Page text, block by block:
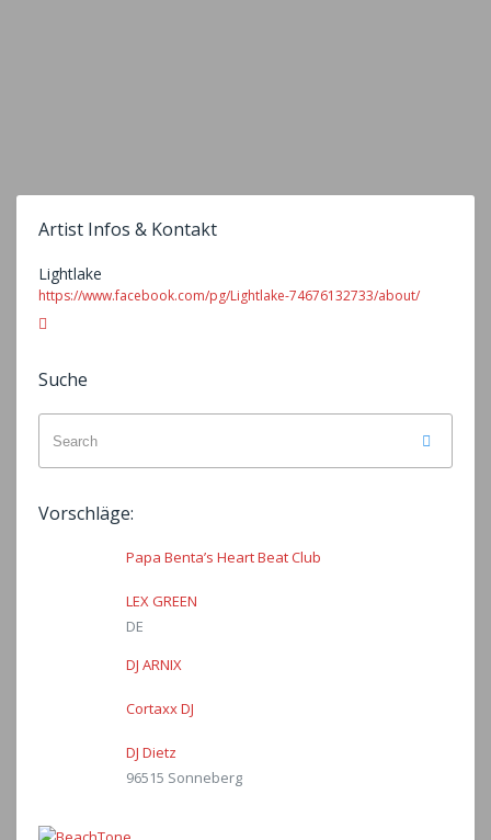
Artist Infos & Kontakt
Lightlake
https://www.facebook.com/pg/Lightlake-74676132733/about/
Suche
for:
Vorschläge:
Papa Benta’s Heart Beat Club
LEX GREEN
DE
DJ ARNIX
Cortaxx DJ
DJ Dietz
96515 Sonneberg